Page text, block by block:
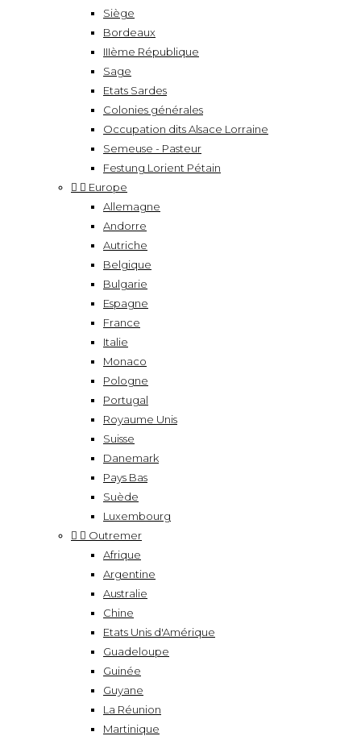
Siège
Bordeaux
IIIème République
Sage
Etats Sardes
Colonies générales
Occupation dits Alsace Lorraine
Semeuse - Pasteur
Festung Lorient Pétain
  Europe
Allemagne
Andorre
Autriche
Belgique
Bulgarie
Espagne
France
Italie
Monaco
Pologne
Portugal
Royaume Unis
Suisse
Danemark
Pays Bas
Suède
Luxembourg
  Outremer
Afrique
Argentine
Australie
Chine
Etats Unis d'Amérique
Guadeloupe
Guinée
Guyane
La Réunion
Martinique